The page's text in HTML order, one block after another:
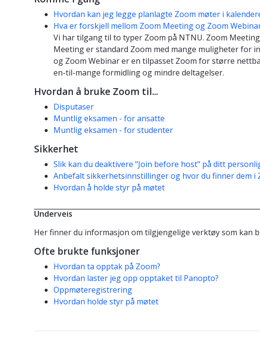
Hvordan kan jeg legge planlagte Zoom møter i
Hva er forskjell mellom Zoom Meeting og Zoom
Vi har tilgang til to typer Zoom på NTNU. Zoom
Meeting er standard Zoom med mange muligheter for
og Zoom Webinar er en tilpasset Zoom for større
en-til-mange formidling og mindre deltagelser.
Hvordan å bruke Zoom til...
Disputaser
Muntlig eksamen - for ansatte
Muntlig eksamen - for studenter
Sikkerhet
Slik kan du deaktivere "Join before host" på ditt
Anbefalt sikkerhetsinnstillinger og hvor du finner dem i
Hvordan å holde styr på møtet
Underveis
Her finner du informasjon om tilgjengelige verktøy som kan
Ofte brukte funksjoner
Hvordan ta opptak på Zoom?
Hvordan laster jeg opp opptaket til Panopto?
Oppmøteregistrering
Hvordan holde styr på møtet